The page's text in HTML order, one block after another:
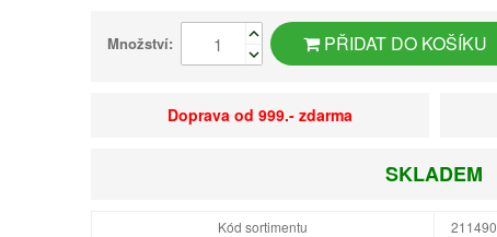
Množství: PŘIDAT DO KOŠÍKU
Doprava od 999.- zdarma
SKLADEM
Kód sortimentu
211490